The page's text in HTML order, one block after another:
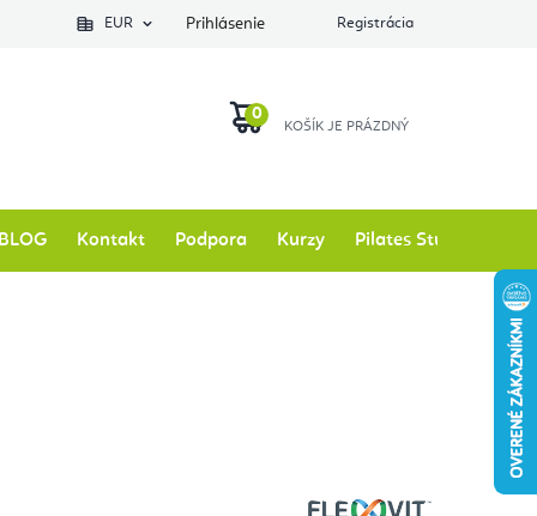
EUR Prihlásenie Registrácia
KOŠÍK
Kontakt Podpora Kurzy Pilates Studio